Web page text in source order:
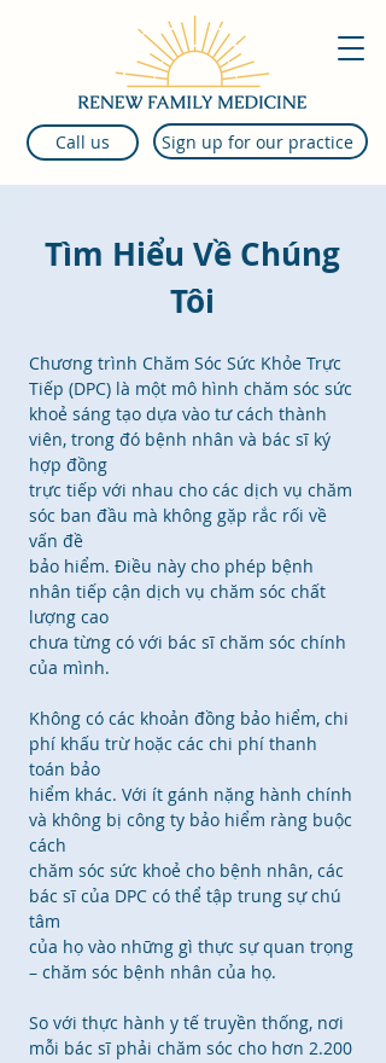
Call us Sign up for our practice
Tìm Hiểu Về Chúng
Tôi
Chương trình Chăm Sóc Sức Khỏe Trực
Tiếp (DPC) là một mô hình chăm sóc sức
khoẻ sáng tạo dựa vào tư cách thành
viên, trong đó bệnh nhân và bác sĩ ký
hợp đồng
trực tiếp với nhau cho các dịch vụ chăm
sóc ban đầu mà không gặp rắc rối về
vấn đề
bảo hiểm. Điều này cho phép bệnh
nhân tiếp cận dịch vụ chăm sóc chất
lượng cao
chưa từng có với bác sĩ chăm sóc chính
của mình.
Không có các khoản đồng bảo hiểm, chi
phí khấu trừ hoặc các chi phí thanh
toán bảo
hiểm khác. Với ít gánh nặng hành chính
và không bị công ty bảo hiểm ràng buộc
cách
chăm sóc sức khoẻ cho bệnh nhân, các
bác sĩ của DPC có thể tập trung sự chú
tâm
của họ vào những gì thực sự quan trọng
– chăm sóc bệnh nhân của họ.​
So với thực hành y tế truyền thống, nơi
mỗi bác sĩ phải chăm sóc cho hơn 2.200